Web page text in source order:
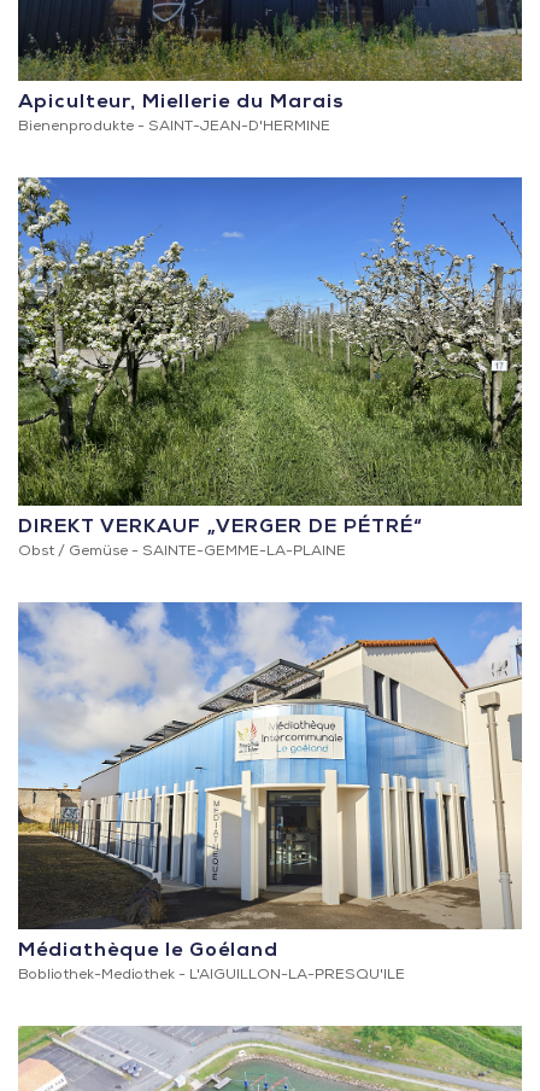
Apiculteur, Miellerie du Marais
Bienenprodukte - SAINT-JEAN-D'HERMINE
DIREKT VERKAUF „VERGER DE PÉTRÉ“
Obst / Gemüse - SAINTE-GEMME-LA-PLAINE
Médiathèque le Goéland
Bobliothek-Mediothek - L'AIGUILLON-LA-PRESQU'ILE